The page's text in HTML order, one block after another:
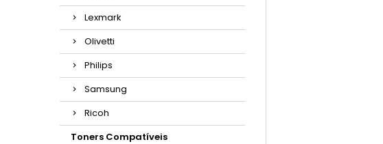
Lexmark
Olivetti
Philips
Samsung
Ricoh
Toners Compatíveis